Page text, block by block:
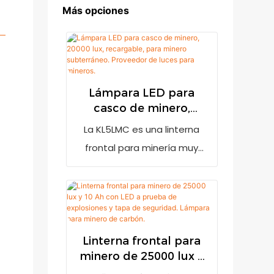
Más opciones
Lámpara LED para
casco de minero,
20000 lux, recargable,
subterráneo.
para mineros.
La KL5LMC es una linterna
frontal para minería muy
20000 lux. Cuenta con un
indicador de batería baja
para recordar al usuario que
debe recargarla cuando la
batería esté baja. Incorpora
Linterna frontal para
minero de 25000 lux y